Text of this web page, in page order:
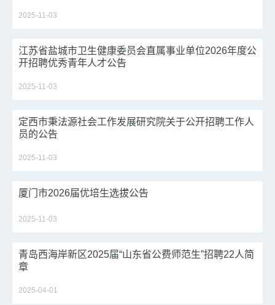
2025-11-03
江苏省盐城市卫生健康委员会直属事业单位2026年度公
开招聘优秀青年人才公告
2025-11-03
定西市秉法源社会工作发展研究院关于公开招聘工作人
员的公告
2025-11-03
厦门市2026届优培生选拔公告
2025-11-03
青岛西海岸新区2025届“山东省公费师范生”招聘22人简
章
2025-04-01